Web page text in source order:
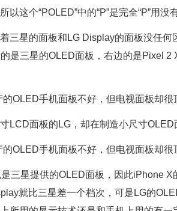
以这个“POLED”中的“P”是完全“P”用没有
三星的面板和LG Display的面板没任何
是三星的OLED面板，右边的是Pixel 2
LCD面板的LG，却在制造小尺寸
三星提供的OLED面板，因此iPhone
就比三星差一个档次，可是LG的